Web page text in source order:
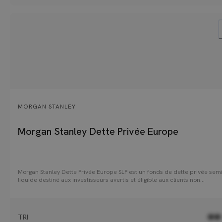
MORGAN STANLEY
Morgan Stanley Dette Privée Europe
Morgan Stanley Dette Privée Europe SLP est un fonds de dette privée
liquide destiné aux investisseurs avertis et éligible aux clients non
intermédiaire (30 à 60 participations avec un EBITDA de 10-100M€ pour
TRI